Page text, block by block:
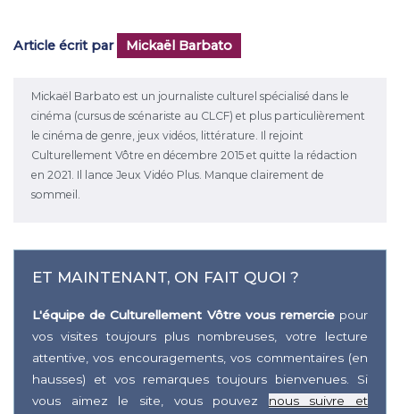
Article écrit par Mickaël Barbato
Mickaël Barbato est un journaliste culturel spécialisé dans le
cinéma (cursus de scénariste au CLCF) et plus particulièrement
le cinéma de genre, jeux vidéos, littérature. Il rejoint
Culturellement Vôtre en décembre 2015 et quitte la rédaction
en 2021. Il lance Jeux Vidéo Plus. Manque clairement de
sommeil.
ET MAINTENANT, ON FAIT QUOI ?
L'équipe de Culturellement Vôtre vous remerciepour
vos visites toujours plus nombreuses, votre lecture
attentive, vos encouragements, vos commentaires (en
hausses) et vos remarques toujours bienvenues. Si
vous aimez le site, vous pouvez nous suivre et